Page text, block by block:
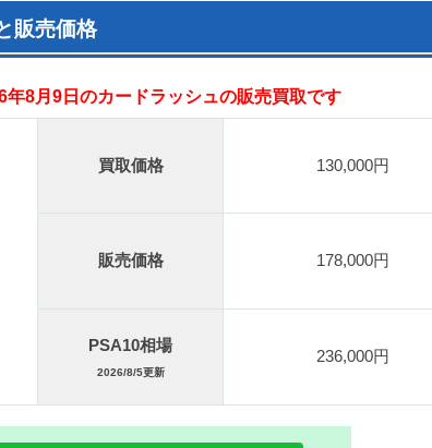
販売価格
年8月9日のカードラッシュの販売買取です
買取価格 130,000円
販売価格 178,000円
PSA10相場
2026/8/5更新
236,000円